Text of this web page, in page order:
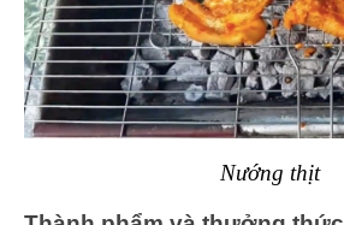
Nướng thịt